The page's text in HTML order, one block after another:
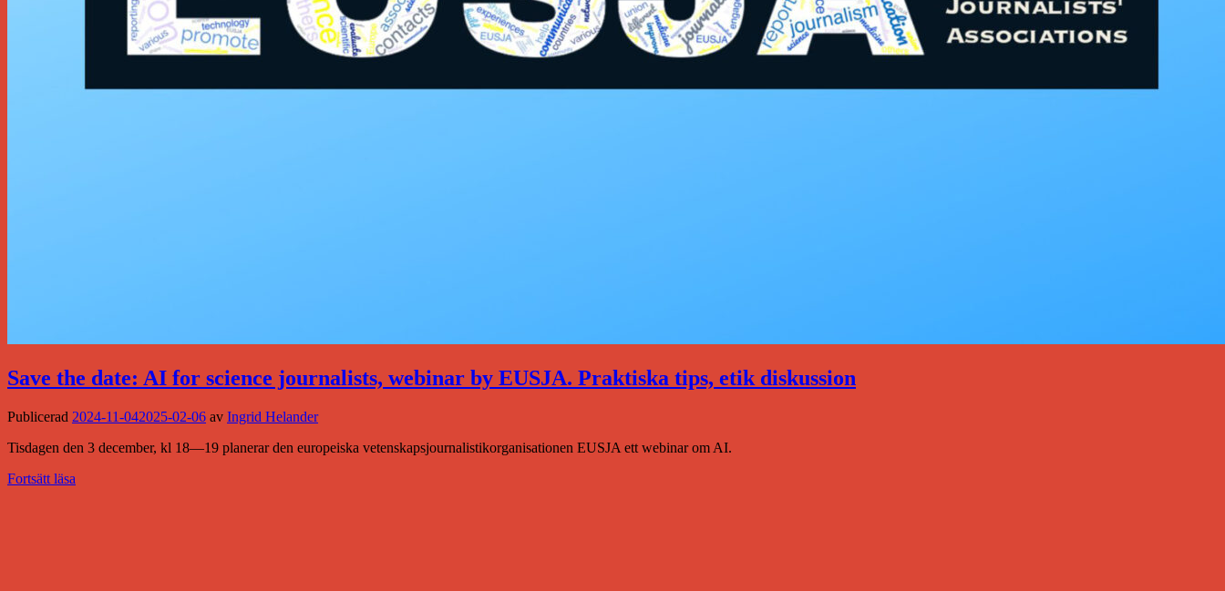
Save the date: AI for science journalists, webinar by EUSJA. Praktiska tips, etik diskussion
Publicerad 2024-11-042025-02-06 av Ingrid Helander
Tisdagen den 3 december, kl 18—19 planerar den europeiska vetenskapsjournalistikorganisationen EUSJA ett webinar om AI.
Fortsätt läsa